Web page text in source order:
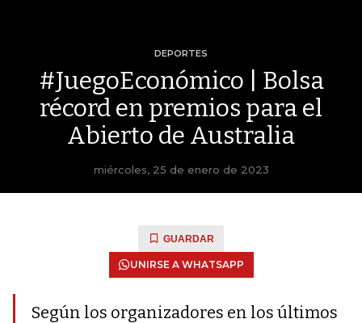
DEPORTES
#JuegoEconómico | Bolsa
récord en premios para el
Abierto de Australia
miércoles, 25 de enero de 2023
GUARDAR
UNIRSE A WHATSAPP
Según los organizadores en los últimos